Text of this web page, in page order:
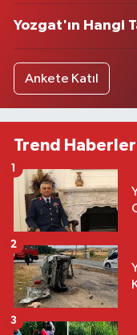
Yozgat'ın Hangi
Ankete Katıl
Trend Haberler
1
2
3